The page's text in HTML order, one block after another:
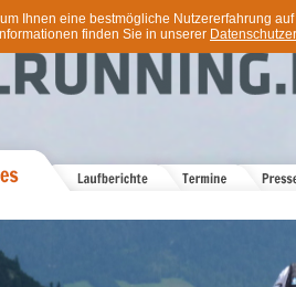
Ihnen eine bestmögliche Nutzererfahrung
finden Sie in unserer